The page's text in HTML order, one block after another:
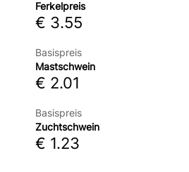
Ferkelpreis
€ 3.55
Basispreis
Mastschwein
€ 2.01
Basispreis
Zuchtschwein
€ 1.23